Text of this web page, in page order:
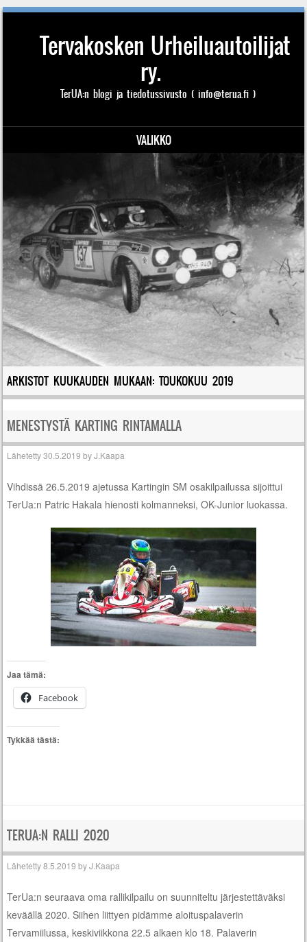
Tervakosken Urheiluautoilijat
ry.
TerUA:n blogi ja tiedotussivusto ( info@terua.fi )
VALIKKO
ARKISTOT KUUKAUDEN MUKAAN:TOUKOKUU 2019
MENESTYSTÄ KARTING RINTAMALLA
Lähetetty30.5.2019 byJ.Kaapa
Vihdissä 26.5.2019 ajetussa Kartingin SM osakilpailussa sijoittui
TerUa:n Patric Hakala hienosti kolmanneksi, OK-Junior luokassa.
Jaa tämä:
Facebook
Tykkää tästä:
TERUA:N RALLI 2020
Lähetetty8.5.2019 byJ.Kaapa
TerUa:n seuraava oma rallikilpailu on suunniteltu järjestettäväksi
keväällä 2020. Siihen liittyen pidämme aloituspalaverin
Tervamiilussa, keskiviikkona 22.5 alkaen klo 18. Palaverin